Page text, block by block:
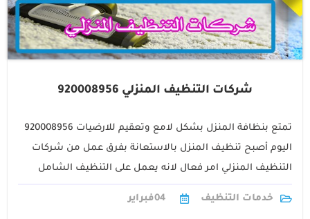
شركات التنظيف المنزلي 920008956
تمتع بنظافة المنزل بشكل لامع وتعقيم للارضيات 920008956
اليوم أصبح تنظيف المنزل بالاستعانة بفرق عمل من شركات
التنظيف المنزلي امر فعال لانه يعمل على التنظيف الشامل
خدمات التنظيف
04فبراير